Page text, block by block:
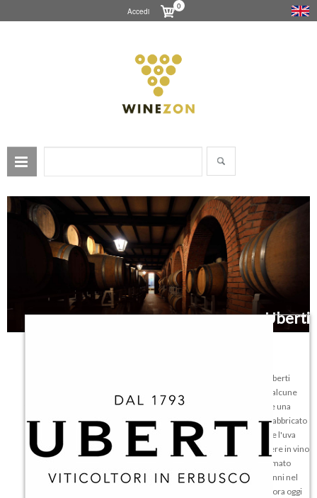
Accedi
0
Uberti
nasce nel lontano 1793 quando Bonifacio Uberti
attraverso l'atto datato 12 ottobre diventa un proprietario unico di alcune
terre ad utilizzo misto, infatti in esso era presente una zona vitata e una
zona da piante da frutto e un fabbricato di origini rurali. All'epoca il fabbricato
era utilizzato per metà come stalla e l'altra metà come cantina dove l'uva
veniva trasformata in vino. In passato vi era la tradizione di poter bere in vino
provenienti dalle cantine degli Uberti all'interno di uno spazio chiamato
LIncinsi, durante la festa patronale e Pasqua. Con il passare delgli anni nel
1993 Bonifacio tramanda l'azienda a Giovanni Agostino Uberti ancora oggi